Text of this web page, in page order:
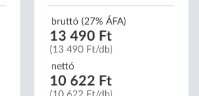
bruttó (27% ÁFA)
13 490 Ft
(13 490 Ft/db)
nettó
10 622 Ft